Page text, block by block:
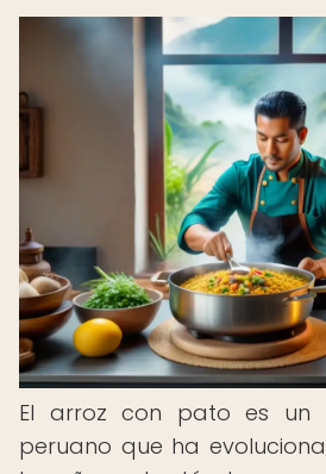
El arroz con pato es un
peruano que ha